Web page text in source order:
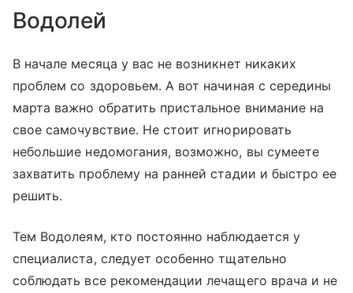
Водолей
В начале месяца у вас не возникнет никаких
проблем со здоровьем. А вот начиная с середины
марта важно обратить пристальное внимание на
свое самочувствие. Не стоит игнорировать
небольшие недомогания, возможно, вы сумеете
захватить проблему на ранней стадии и быстро ее
решить.
Тем Водолеям, кто постоянно наблюдается у
специалиста, следует особенно тщательно
соблюдать все рекомендации лечащего врача и не